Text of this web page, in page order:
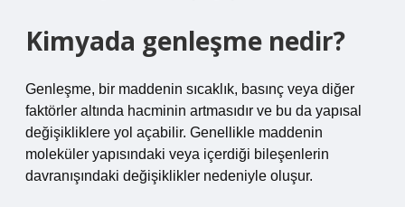
Kimyada genleşme nedir?
Genleşme, bir maddenin sıcaklık, basınç veya diğer
faktörler altında hacminin artmasıdır ve bu da yapısal
değişikliklere yol açabilir. Genellikle maddenin
moleküler yapısındaki veya içerdiği bileşenlerin
davranışındaki değişiklikler nedeniyle oluşur.